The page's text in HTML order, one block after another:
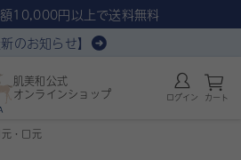
10,000円以上で送料無料
新のお知らせ】
肌美和公式
オンラインショップ
ログイン カート
・口元